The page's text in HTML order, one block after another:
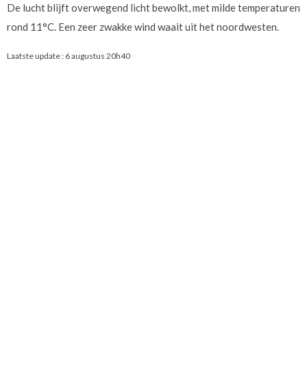
De lucht blijft overwegend licht bewolkt, met milde temperaturen
rond 11°C. Een zeer zwakke wind waait uit het noordwesten.
Laatste update : 6 augustus 20h40